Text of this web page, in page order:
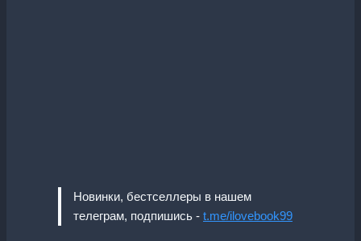
Новинки, бестселлеры в нашем
телеграм, подпишись - t.me/ilovebook99